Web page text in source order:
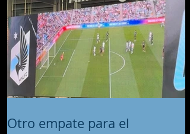
Otro empate para el